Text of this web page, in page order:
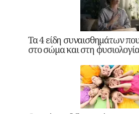
Τα 4 είδη συναισθημάτων
στο σώμα και στη